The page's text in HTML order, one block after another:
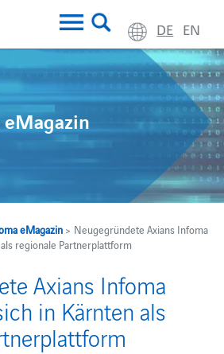
DE EN
eMagazin
eMagazin> Neugegründete Axians Infoma
regionale Partnerplattform
Axians Infoma
in Kärnten als